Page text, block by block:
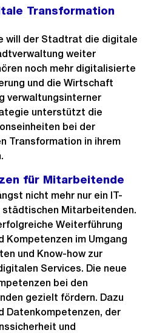
Transformation
will der Stadtrat die digitale
weiter
noch mehr digitalisierte
und die Wirtschaft
verwaltungsinterner
unterstützt die
bei der
Transformation in ihrem
für Mitarbeitende
nicht mehr nur ein IT-
Mitarbeitenden.
Weiterführung
Kompetenzen im Umgang
und Know-how zur
Services. Die neue
bei den
gezielt fördern. Dazu
Datenkompetenzen, der
und